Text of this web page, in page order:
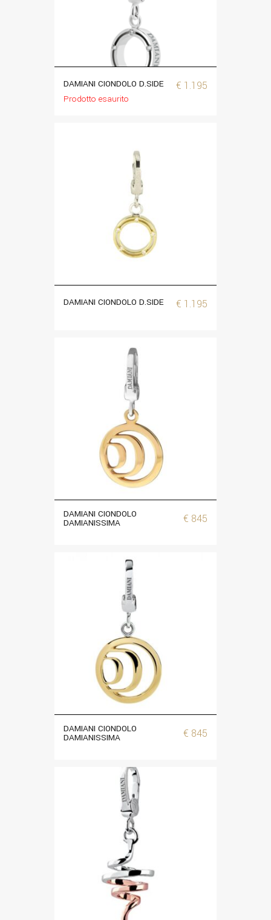
DAMIANI CIONDOLO D.SIDE € 1.195
Prodotto esaurito
DAMIANI CIONDOLO D.SIDE € 1.195
DAMIANI CIONDOLO
DAMIANISSIMA € 845
DAMIANI CIONDOLO
DAMIANISSIMA € 845